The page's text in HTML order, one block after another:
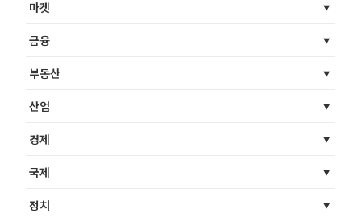
마켓
금융
부동산
산업
경제
국제
정치